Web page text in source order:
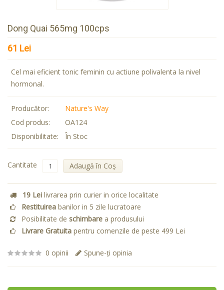
Dong Quai 565mg 100cps
61 Lei
Cel mai eficient tonic feminin cu actiune polivalenta la nivel
hormonal.
Producător:
Nature's Way
Cod produs:
OA124
Disponibilitate:
În Stoc
Cantitate Adaugă în Coş
19 Lei livrarea prin curier in orice localitate
Restituirea banilor in 5 zile lucratoare
Posibilitate de schimbare a produsului
Livrare Gratuita pentru comenzile de peste 499 Lei
0 opinii Spune-ţi opinia